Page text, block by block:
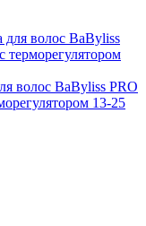
волос BaByliss PRO
13-25